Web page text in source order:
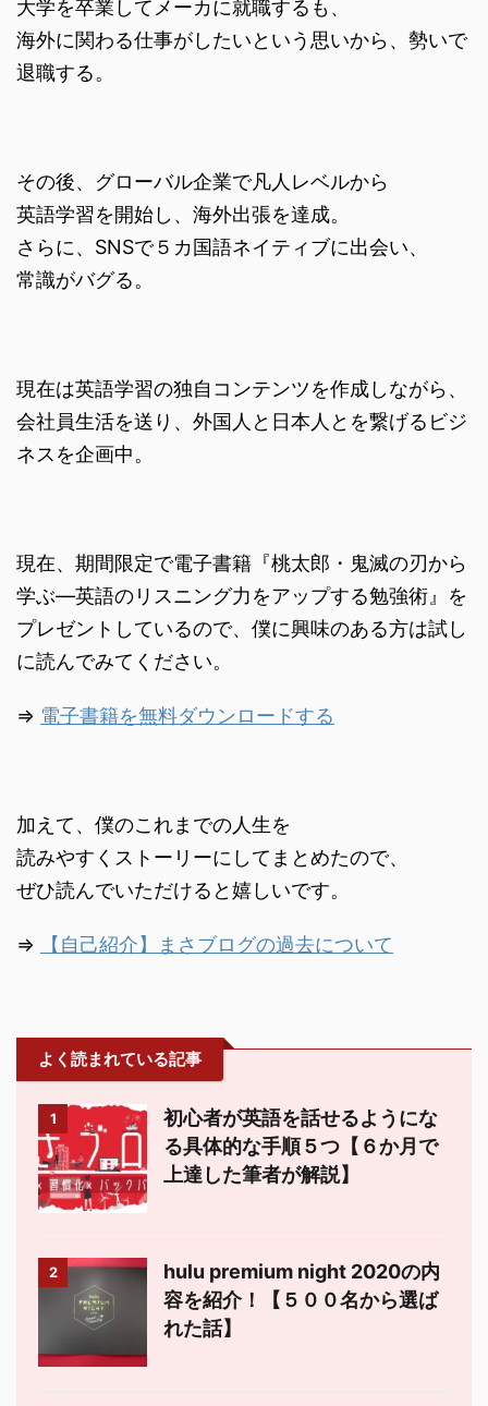
大学を卒業してメーカに就職するも、
海外に関わる仕事がしたいという思いから、勢いで
退職する。
その後、グローバル企業で凡人レベルから
英語学習を開始し、海外出張を達成。
さらに、SNSで５カ国語ネイティブに出会い、
常識がバグる。
現在は英語学習の独自コンテンツを作成しながら、
会社員生活を送り、外国人と日本人とを繋げるビジ
ネスを企画中。
現在、期間限定で電子書籍『桃太郎・鬼滅の刃から
学ぶ―英語のリスニング力をアップする勉強術』を
プレゼントしているので、僕に興味のある方は試し
に読んでみてください。
⇒ 電子書籍を無料ダウンロードする
加えて、僕のこれまでの人生を
読みやすくストーリーにしてまとめたので、
ぜひ読んでいただけると嬉しいです。
⇒ 【自己紹介】まさブログの過去について
よく読まれている記事
1
初心者が英語を話せるようにな
る具体的な手順５つ【６か月で
上達した筆者が解説】
2
hulu premium night 2020の内
容を紹介！【５００名から選ば
れた話】